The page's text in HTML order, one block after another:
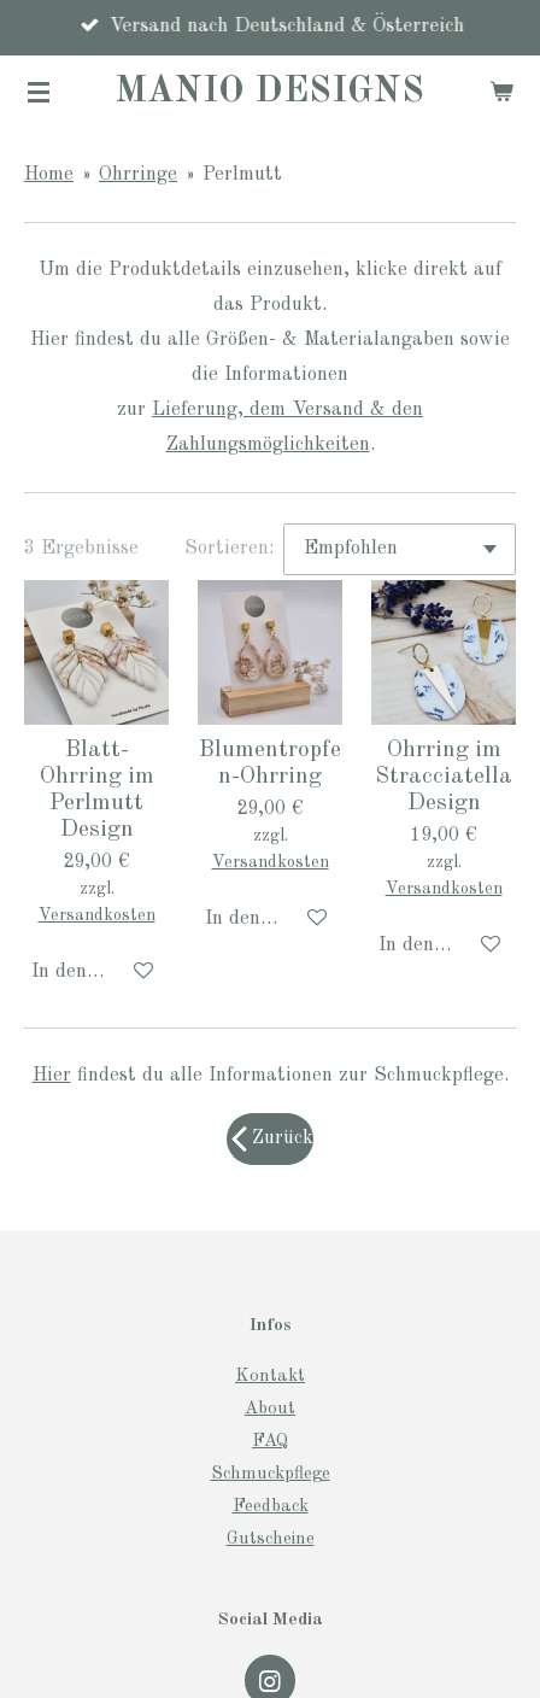
Hauptinhalt
springen
MANIO DESIGNS
Versand nach Deutschland & Österreich
Home » Ohrringe » Perlmutt
Um die Produktdetails einzusehen, klicke direkt auf
das Produkt.
Hier findest du alle Größen- & Materialangaben sowie
die Informationen
zur Lieferung, dem Versand & den
Zahlungsmöglichkeiten.
3 Ergebnisse Sortieren:
Blatt-
Ohrring im
Perlmutt
Design
29,00 €
zzgl.
Versandkosten
In den Warenkorb
Blumentropfe
n-Ohrring
29,00 €
zzgl.
Versandkosten
In den Warenkorb
Ohrring im
Stracciatella
Design
19,00 €
zzgl.
Versandkosten
In den Warenkorb
Hier findest du alle Informationen zur Schmuckpflege.
Zurück
Infos
Kontakt
About
FAQ
Schmuckpflege
Feedback
Gutscheine
Social Media
I